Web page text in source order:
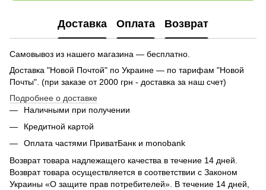
Доставка Оплата Возврат
Самовывоз из нашего магазина — бесплатно.
Доставка "Новой Почтой" по Украине — по тарифам "Новой
Почты". (при заказе от 2000 грн - доставка за наш счет)
Подробнее о доставке
Наличными при получении
Кредитной картой
Оплата частями ПриватБанк и monobank
Возврат товара надлежащего качества в течение 14 дней.
Возврат товара осуществляется в соответствии с Законом
Украины «О защите прав потребителей». В течение 14 дней,